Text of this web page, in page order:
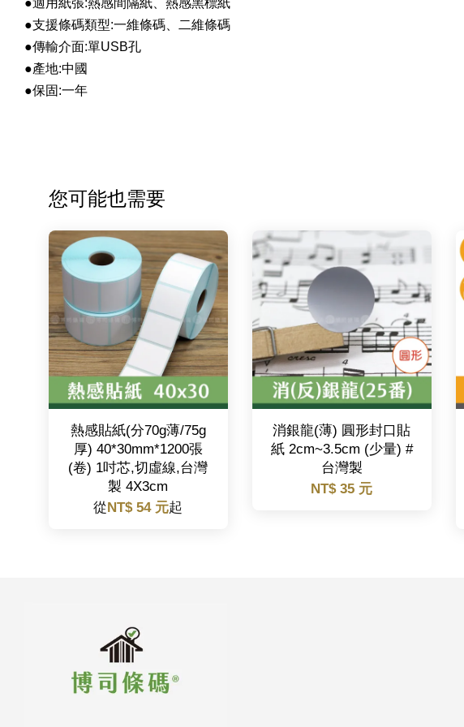
●適用紙張:熱感間隔紙、熱感黑標紙
●支援條碼類型:一維條碼、二維條碼
●傳輸介面:單USB孔
●產地:中國
●保固:一年
您可能也需要
熱感貼紙(分70g薄/75g
厚) 40*30mm*1200張
(卷) 1吋芯,切虛線,台灣
製 4X3cm
從NT$ 54 元起
消銀龍(薄) 圓形封口貼
紙 2cm~3.5cm (少量) #
台灣製
NT$ 35 元